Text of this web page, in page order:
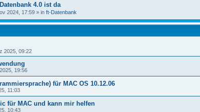
4.0 ist da
2024, 17:59 » in ft-Datenbank
2025, 09:22
19:56
für MAC OS 10.12.06
11:03
für MAC und kann mir helfen
10:43